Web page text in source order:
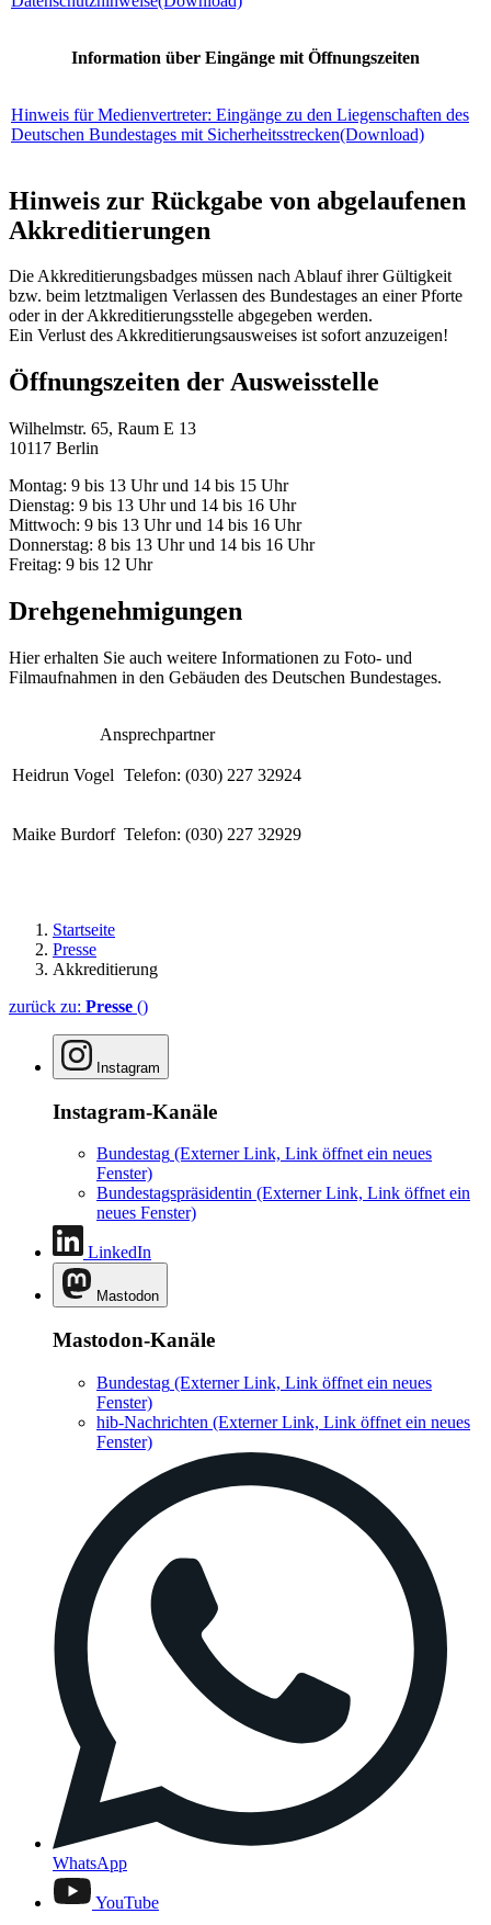
Information über Eingänge mit Öffnungszeiten
Hinweis für Medienvertreter: Eingänge zu den Liegenschaften des
Deutschen Bundestages mit Sicherheitsstrecken(Download)
Hinweis zur Rückgabe von abgelaufenen
Akkreditierungen
Die Akkreditierungsbadges müssen nach Ablauf ihrer Gültigkeit
bzw. beim letztmaligen Verlassen des Bundestages an einer Pforte
oder in der Akkreditierungsstelle abgegeben werden.
Ein Verlust des Akkreditierungsausweises ist sofort anzuzeigen!
Öffnungszeiten der Ausweisstelle
Wilhelmstr. 65, Raum E 13
10117 Berlin
Montag: 9 bis 13 Uhr und 14 bis 15 Uhr
Dienstag: 9 bis 13 Uhr und 14 bis 16 Uhr
Mittwoch: 9 bis 13 Uhr und 14 bis 16 Uhr
Donnerstag: 8 bis 13 Uhr und 14 bis 16 Uhr
Freitag: 9 bis 12 Uhr
Drehgenehmigungen
Hier erhalten Sie auch weitere Informationen zu Foto- und
Filmaufnahmen in den Gebäuden des Deutschen Bundestages.
Ansprechpartner
Heidrun Vogel Telefon: (030) 227 32924
Maike Burdorf Telefon: (030) 227 32929
Startseite
Presse
Akkreditierung
zurück zu: Presse ()
Instagram
Instagram-Kanäle
Bundestag (Externer Link, Link öffnet ein neues
Fenster)
Bundestagspräsidentin (Externer Link, Link öffnet ein
neues Fenster)
LinkedIn
Mastodon
Mastodon-Kanäle
Bundestag (Externer Link, Link öffnet ein neues
Fenster)
hib-Nachrichten (Externer Link, Link öffnet ein neues
Fenster)
WhatsApp
YouTube